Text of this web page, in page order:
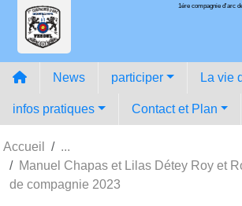
1ére compagnie d'arc
News participer La vie
infos pratiques Contact et Plan
Accueil
Manuel Chapas et Lilas Détey Roy et
de compagnie 2023
Panneau de gestion des cookies